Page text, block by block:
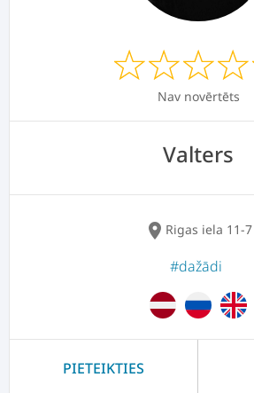
Nav novērtēts
Valters
location_on Rigas iela 11-7
#dažādi
PIETEIKTIES